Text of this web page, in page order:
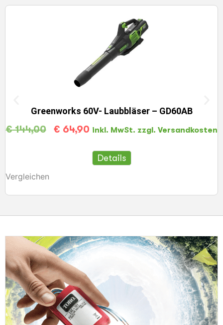
Greenworks 60V- Laubbläser – GD60AB
€144,00 € 64,90 inkl. MwSt. zzgl. Versandkosten
Vergleichen
Details